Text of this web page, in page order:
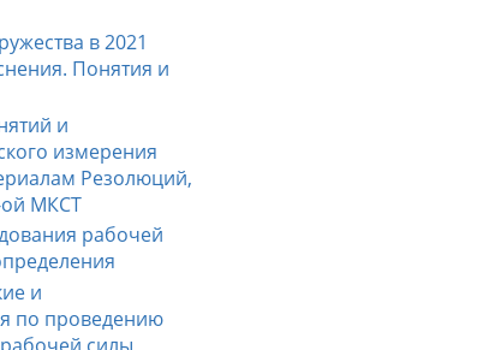
в 2021
Понятия и
и
измерения
Резолюций,
ой МКСТ
рабочей
и
по проведению
силы